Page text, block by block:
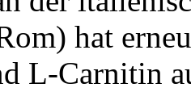
hat
L-Carnitin